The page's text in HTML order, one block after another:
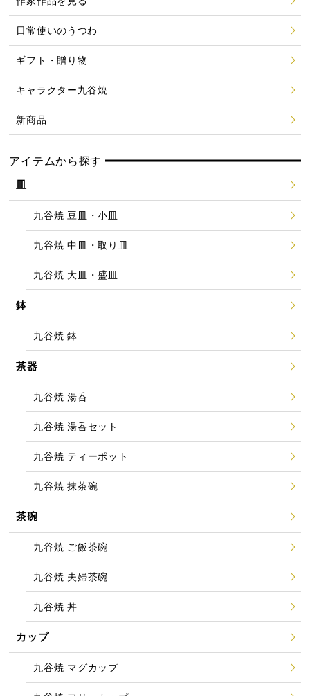
日常使いのうつわ
ギフト・贈り物
キャラクター九谷焼
新商品
アイテムから探す
皿
九谷焼 豆皿・小皿
九谷焼 中皿・取り皿
九谷焼 大皿・盛皿
鉢
九谷焼 鉢
茶器
九谷焼 湯呑
九谷焼 湯呑セット
九谷焼 ティーポット
九谷焼 抹茶碗
茶碗
九谷焼 ご飯茶碗
九谷焼 夫婦茶碗
九谷焼 丼
カップ
九谷焼 マグカップ